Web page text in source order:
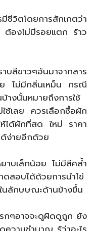
ชีวิตโดยการสักเกตว่า
ต้องไม่มีรอยแตก ร้าว
สีขาวๆอันมาจากสาร
ย ไม่มีกลิ่นเหม็น กรณี
างนั้นหมายถึงการใช้
ช้เลย ควรเลือกซื้อผัก
ห้ได้ผักที่สด ใหม่ ราคา
ง่ายอีกด้วย
าบเล็กน้อย ไม่มีสีคล้ำ
ดสอบได้ด้วยการนำไข่
นลักษษณะด้านข้างขึ้น
รกๆอาจจะดูผิดดูถูก ยัง